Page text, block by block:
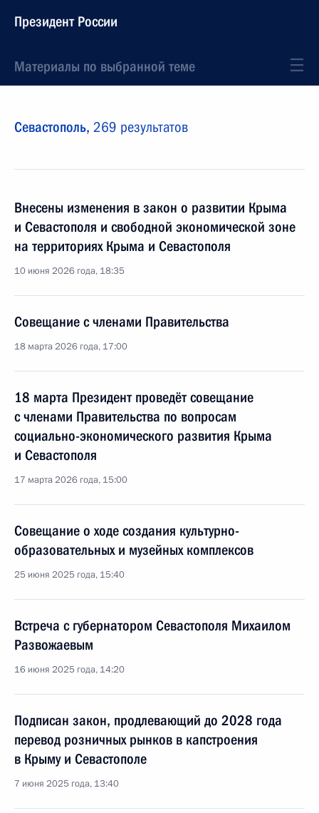
Президент России
Материалы по выбранной теме
Севастополь, 269 результатов
Внесены изменения в закон о развитии Крыма
и Севастополя и свободной экономической зоне
на территориях Крыма и Севастополя
10 июня 2026 года, 18:35
Совещание с членами Правительства
18 марта 2026 года, 17:00
18 марта Президент проведёт совещание
с членами Правительства по вопросам
социально-экономического развития Крыма
и Севастополя
17 марта 2026 года, 15:00
Совещание о ходе создания культурно-
образовательных и музейных комплексов
25 июня 2025 года, 15:40
Встреча с губернатором Севастополя Михаилом
Развожаевым
16 июня 2025 года, 14:20
Подписан закон, продлевающий до 2028 года
перевод розничных рынков в капстроения
в Крыму и Севастополе
7 июня 2025 года, 13:40